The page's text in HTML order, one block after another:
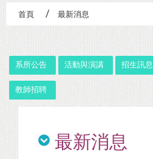
首頁 最新消息
系所公告 活動與演講 招生訊息
教師招聘
最新消息